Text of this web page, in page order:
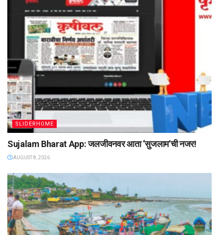
SLIDERHOME
Sujalam Bharat App: जलजीवनवर आता ‌‘सुजलाम‌’ची नजर!
AUGUST 8, 2026